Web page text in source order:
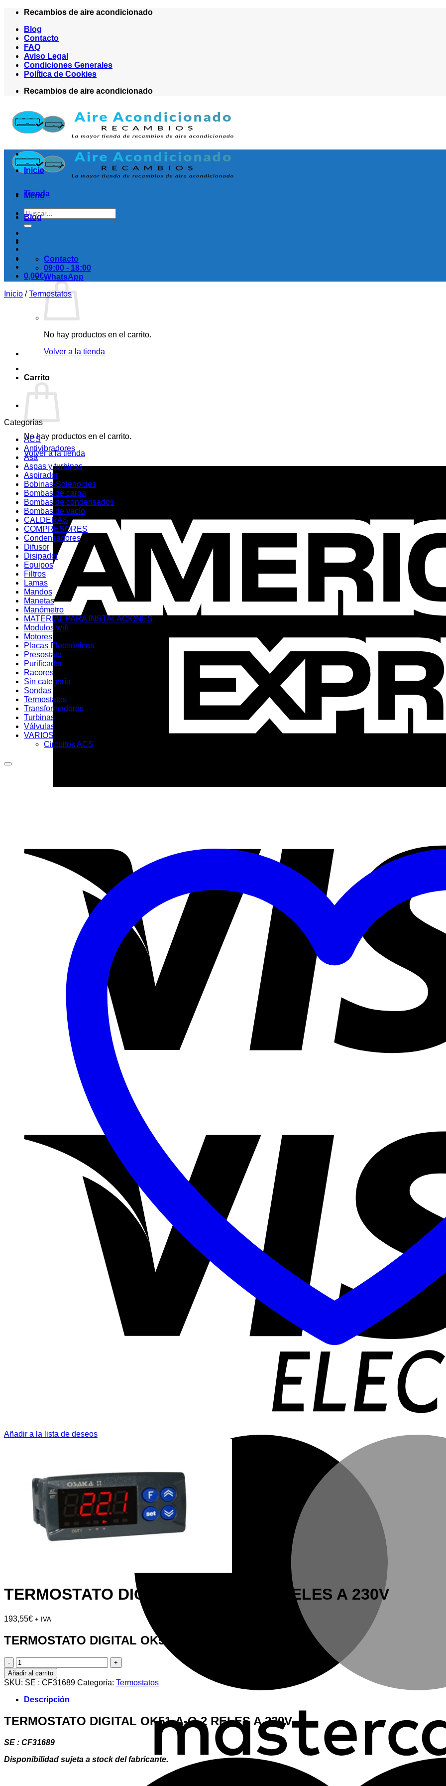
Saltar
contenido
Recambios de aire acondicionado
Blog
Contacto
FAQ
Aviso Legal
Condiciones Generales
Política de Cookies
Recambios de aire acondicionado
Menú
Buscar
por:
0,00€
No hay productos en el carrito.
Volver a la tienda
Carrito
No hay productos en el carrito.
Volver a la tienda
Inicio
Tienda
Blog
Contacto
09:00 - 18:00
WhatsApp
Inicio / Termostatos
Categorías
ACS
Antivibradores
Asa
Aspas y turbinas
Aspirador
Bobinas-Solenoides
Bombas de carga
Bombas de condensados
Bombas de vacío
CALDERAS
COMPRESORES
Condensadores
Difusor
Disipador
Equipos
Filtros
Lamas
Mandos
Manetas
Manómetro
MATERIAL PARA INSTALACIONES
Modulos wifi
Motores
Placas Electrónicas
Presostato
Purificador
Racores
Sin categoría
Sondas
Termostatos
Transformadores
Turbinas
Válvulas
VARIOS
Circuitos ACS
Añadir a la lista de deseos
TERMOSTATO DIGITAL OK51-A-O 2 RELES A 230V
193,55€ + IVA
TERMOSTATO DIGITAL OK51-A-O 2 RELES A 230V
TERMOSTATO
DIGITAL
OK51-
A-
O
RELES
A
cantidad
Añadir al carrito
SKU: SE : CF31689 Categoría: Termostatos
Descripción
TERMOSTATO DIGITAL OK51-A-O 2 RELES A 230V
SE : CF31689
Disponibilidad sujeta a stock del fabricante.